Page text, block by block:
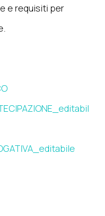
e requisiti per